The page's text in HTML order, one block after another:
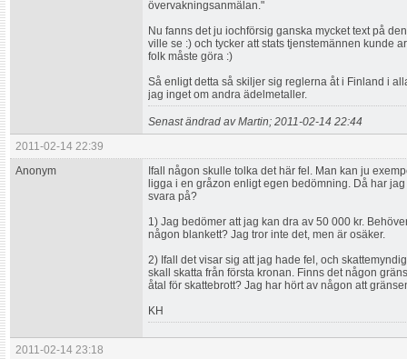
övervakningsanmälan."
Nu fanns det ju iochförsig ganska mycket text på
ville se :) och tycker att stats tjenstemännen kunde
folk måste göra :)
Så enligt detta så skiljer sig reglerna åt i Finland i
jag inget om andra ädelmetaller.
Senast ändrad av Martin; 2011-02-14 22:44
2011-02-14 22:39
Anonym
Ifall någon skulle tolka det här fel. Man kan ju
ligga i en gråzon enligt egen bedömning. Då har
svara på?
1) Jag bedömer att jag kan dra av 50 000 kr.
någon blankett? Jag tror inte det, men är osäker.
2) Ifall det visar sig att jag hade fel, och
skall skatta från första kronan. Finns det någon
åtal för skattebrott? Jag har hört av någon att
KH
2011-02-14 23:18